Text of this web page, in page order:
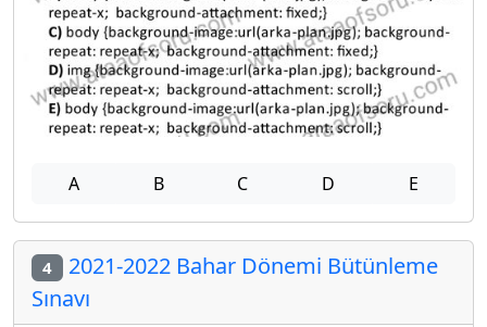
A B C D E
4 2021-2022 Bahar Dönemi Bütünleme
Sınavı